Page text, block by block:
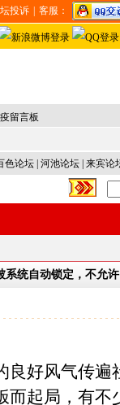
投诉 客服：
留言板
色论坛 河池论坛 来宾论
统自动锁定，不允
良好风气传遍
起局，有不